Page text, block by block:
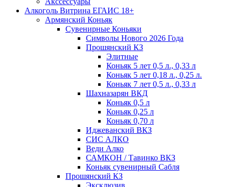
Алкоголь Витрина ЕГАИС 18+
Армянский Коньяк
Сувенирные Коньяки
Символы Нового 2026 Года
Прошянский КЗ
Элитные
Коньяк 5 лет 0,5 л., 0,33 л
Коньяк 5 лет 0,18 л., 0,25 л.
Коньяк 7 лет 0,5 л., 0,33 л
Шахназарян ВКД
Коньяк 0,5 л
Коньяк 0,25 л
Коньяк 0,70 л
Иджеванский ВКЗ
СИС АЛКО
Веди Алко
САМКОН / Тавинко ВКЗ
Коньяк сувенирный Сабля
Прошянский КЗ
Эксклюзив